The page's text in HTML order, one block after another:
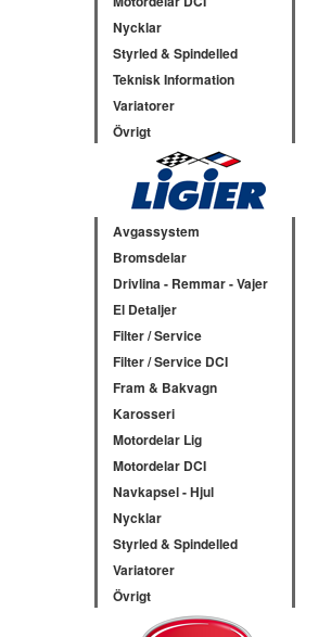
Nycklar
Styrled & Spindelled
Teknisk Information
Variatorer
Övrigt
Avgassystem
Bromsdelar
Drivlina - Remmar - Vajer
El Detaljer
Filter / Service
Filter / Service DCI
Fram & Bakvagn
Karosseri
Motordelar Lig
Motordelar DCI
Navkapsel - Hjul
Nycklar
Styrled & Spindelled
Variatorer
Övrigt